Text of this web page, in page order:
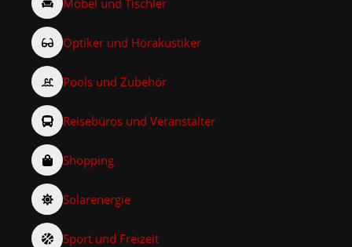
Optiker und Hörakustiker
Pools und Zubehör
Reisebüros und Veranstalter
Shopping
Solarenergie
Sport und Freizeit